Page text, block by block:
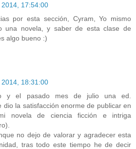
2014, 17:54:00
por esta sección, Cyram, Yo mismo
una novela, y saber de esta clase de
algo bueno :)
2014, 18:31:00
y el pasado mes de julio una ed.
dio la satisfacción enorme de publicar en
novela de ciencia ficción e intriga
no dejo de valorar y agradecer esta
tras todo este tiempo he de decir